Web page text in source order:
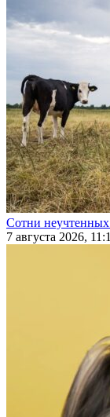
Сотни неучтенных
7 августа 2026,